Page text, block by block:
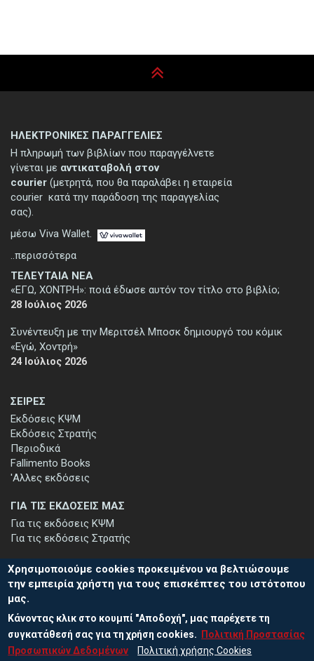
ΣΕΙΡΕΣ
Εκδόσεις ΚΨΜ
Εκδόσεις Στρατής
Περιοδικά
Fallimento Books
'Αλλες εκδόσεις
ΤΕΛΕΥΤΑΙΑ ΝΕΑ
«ΕΓΩ, ΧΟΝΤΡΗ»: ποιά έδωσε αυτόν τον τίτλο στο βιβλίο;
28 Ιούλιος 2026
Συνέντευξη με την Μεριτσέλ Μποσκ δημιουργό του κόμικ
«Εγώ, Χοντρή»
24 Ιούλιος 2026
ΓΙΑ ΤΙΣ ΕΚΔΟΣΕΙΣ ΜΑΣ
Για τις εκδόσεις ΚΨΜ
Για τις εκδόσεις Στρατής
ΗΛΕΚΤΡΟΝΙΚΕΣ ΠΑΡΑΓΓΕΛΙΕΣ
Η πληρωμή των βιβλίων που παραγγέλνετε
γίνεται με αντικαταβολή στον
courier (μετρητά, που θα παραλάβει η εταιρεία
courier κατά την παράδοση της παραγγελίας
σας).
μέσω Viva Wallet.
..περισσότερα
ΕΓΓΡΑΦΗ ΣΤΟ ΕΝΗΜΕΡΩΤΙΚΟ ΔΕΛΤΙΟ
Μείνετε ενημερωμένοι για τις νέες εκδόσεις μας και τις εκδηλώσεις
μας - εγγραφείτε στο ενημερωτικό μας δελτίο.
Χρησιμοποιούμε cookies προκειμένου να βελτιώσουμε
την εμπειρία χρήστη για τους επισκέπτες του ιστότοπου
μας.
Κάνοντας κλικ στο κουμπί "Αποδοχή", μας παρέχετε τη
συγκατάθεσή σας για τη χρήση cookies.
Πολιτική Προστασίας
Προσωπικών Δεδομένων
Πολιτική χρήσης Cookies